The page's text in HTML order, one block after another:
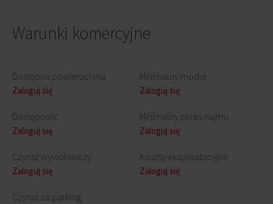
Warunki komercyjne
Dostępna powierzchnia
Zaloguj się
Dostępność
Zaloguj się
Czynsz wywoławczy
Zaloguj się
Czynsz za parking
Minimalny moduł
Zaloguj się
Minimalny okres najmu
Zaloguj się
Koszty eksploatacyjne
Zaloguj się